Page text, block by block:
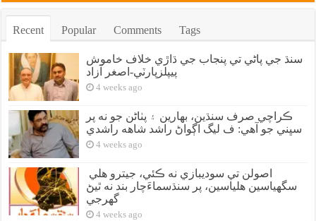
Recent Popular Comments Tags
سنڌ جي پاڻي تي پنجاب جي ڌاڙي خلاف خاموش
پيپلزپارٽي-اصغر آزاد
4 weeks ago
ڪراچي صرف سنڌين، بهارين ۽ پٺاڻن جو نه پر
سڀني جو آهي: ف ليگ اڳواڻ راشد شاهه راشدي
4 weeks ago
سگهياسين هلياسين، پر سنڌسماءَچار بند نه ٿيڻ
گهرجي
4 weeks ago